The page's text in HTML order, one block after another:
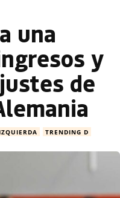
una
y
de
TRENDING D